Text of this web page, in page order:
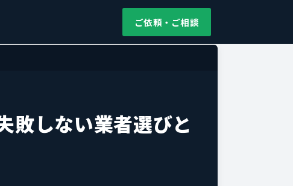
ご依頼・ご相談
敗しない業者選びと